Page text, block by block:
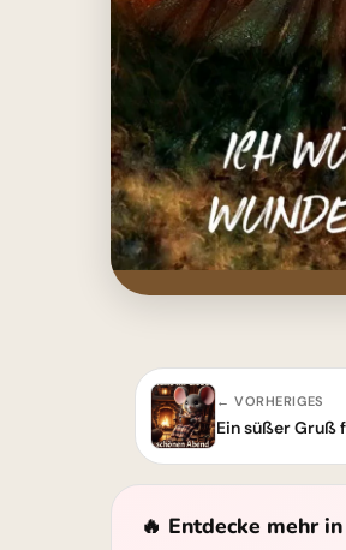
← VORHERIGES
Ein süßer Gruß
🔥 Entdecke mehr